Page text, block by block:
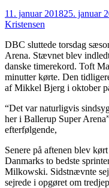
11. januar 201825. januar
Kristensen
DBC sluttede torsdag
Arena. Stævnet blev
danske timerekord. Toft
minutter kørte. Den
af Mikkel Bjerg i oktober
“Det var naturligvis
her i Ballerup Super
efterfølgende,
Senere på aftenen blev
Danmarks to bedste
Milkowski. Sidstnævnte
sejrede i opgøret om